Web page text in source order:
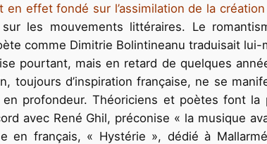
effet fondé sur l’assimilation de la
les mouvements littéraires. Le
comme Dimitrie Bolintineanu traduisait
pourtant, mais en retard de quelques
toujours d’inspiration française, ne se
profondeur. Théoriciens et poètes font
avec René Ghil, préconise « la musique
en français, « Hystérie », dédié à